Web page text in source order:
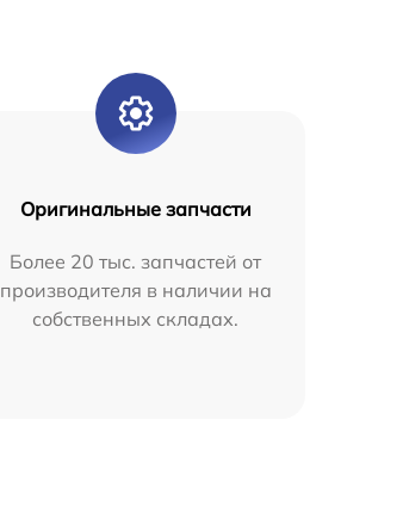
Оригинальные запчасти
Более 20 тыс. запчастей от
производителя в наличии на
собственных складах.